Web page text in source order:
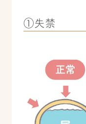
①失禁